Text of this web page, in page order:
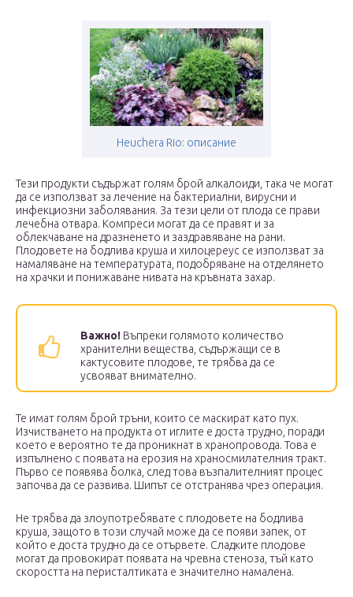
Heuchera Rio: описание
Тези продукти съдържат голям брой алкалоиди, така че могат
да се използват за лечение на бактериални, вирусни и
инфекциозни заболявания. За тези цели от плода се прави
лечебна отвара. Компреси могат да се правят и за
облекчаване на дразненето и заздравяване на рани.
Плодовете на бодлива круша и хилоцереус се използват за
намаляване на температурата, подобряване на отделянето
на храчки и понижаване нивата на кръвната захар.
Важно! Въпреки голямото количество
хранителни вещества, съдържащи се в
кактусовите плодове, те трябва да се
усвояват внимателно.
Те имат голям брой тръни, които се маскират като пух.
Изчистването на продукта от иглите е доста трудно, поради
което е вероятно те да проникнат в хранопровода. Това е
изпълнено с появата на ерозия на храносмилателния тракт.
Първо се появява болка, след това възпалителният процес
започва да се развива. Шипът се отстранява чрез операция.
Не трябва да злоупотребявате с плодовете на бодлива
круша, защото в този случай може да се появи запек, от
който е доста трудно да се отървете. Сладките плодове
могат да провокират появата на чревна стеноза, тъй като
скоростта на перисталтиката е значително намалена.